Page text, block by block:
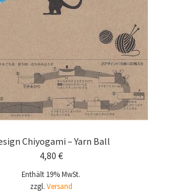
Chiyogami – Yarn Ball
4,80 €
Enthält 19% MwSt.
zzgl. Versand